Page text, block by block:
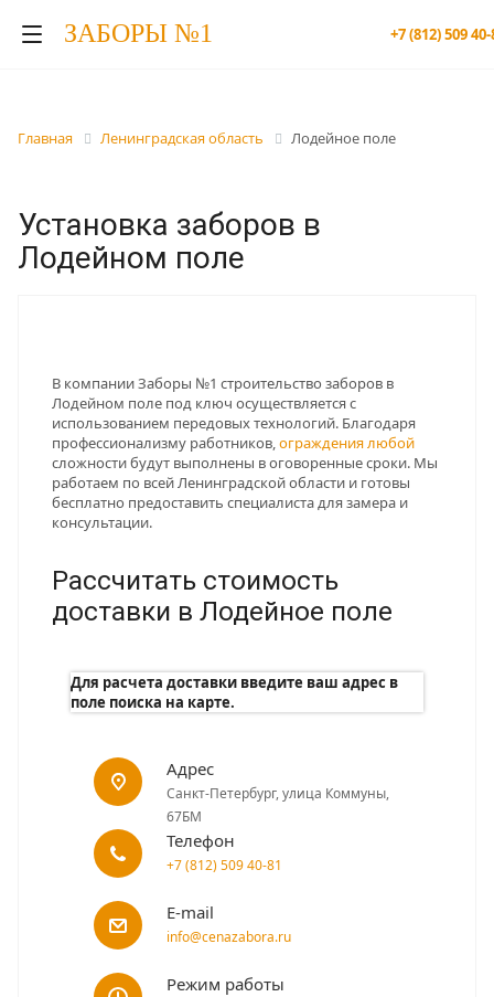
ЗАБОРЫ №1 +7 (812) 509
Главная Ленинградская область Лодейное поле
Установка заборов в
Лодейном поле
В компании Заборы №1 строительство заборов в
Лодейном поле под ключ осуществляется с
использованием передовых технологий. Благодаря
профессионализму работников,ограждения любой
сложности будут выполнены в оговоренные сроки. Мы
работаем по всей Ленинградской области и готовы
бесплатно предоставить специалиста для замера и
консультации.
Рассчитать стоимость
доставки в Лодейное поле
Для расчета доставки введите ваш адрес в
поле поиска на карте.
Адрес
Санкт-Петербург, улица Коммуны,
67БМ
Телефон
+7 (812) 509 40-81
E-mail
info@cenazabora.ru
Режим работы